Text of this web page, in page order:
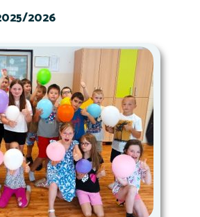
2026